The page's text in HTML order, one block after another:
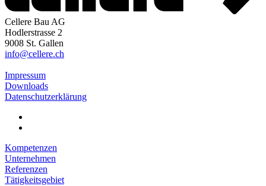
Cellere Bau AG
Hodlerstrasse 2
9008 St. Gallen
info@cellere.ch
Impressum
Downloads
Datenschutzerklärung
Kompetenzen
Unternehmen
Referenzen
Tätigkeitsgebiet